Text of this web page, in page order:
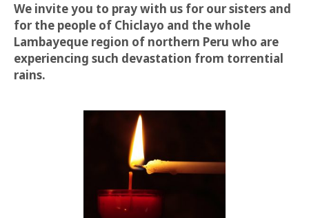
We invite you to pray with us for our sisters and
for the people of Chiclayo and the whole
Lambayeque region of northern Peru who are
experiencing such devastation from torrential
rains.